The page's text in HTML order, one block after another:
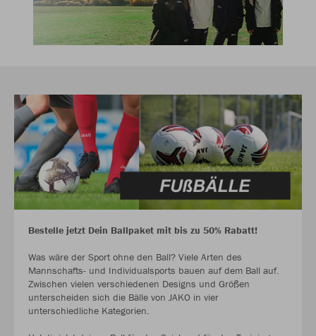
Bestelle jetzt Dein Ballpaket mit bis zu 50% Rabatt!
Was wäre der Sport ohne den Ball? Viele Arten des
Mannschafts- und Individualsports bauen auf dem Ball auf.
Zwischen vielen verschiedenen Designs und Größen
unterscheiden sich die Bälle von JAKO in vier
unterschiedliche Kategorien.